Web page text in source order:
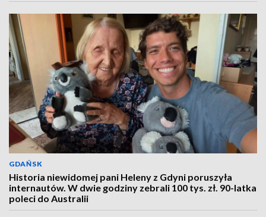
GDAŃSK
Historia niewidomej pani Heleny z Gdyni poruszyła
internautów. W dwie godziny zebrali 100 tys. zł. 90-latka
poleci do Australii